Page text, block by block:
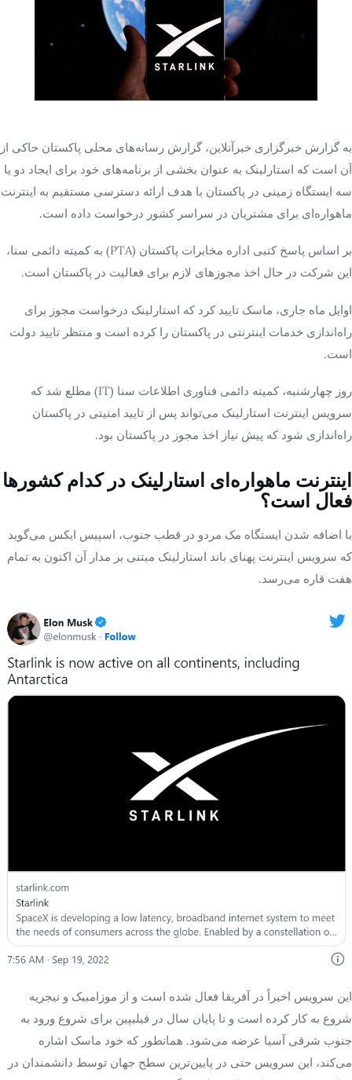
پایگاه خبری آبان
به گزارش خبرگزاری خبرآنلاین، گزارش رسانه‌های محلی پاکستان حاکی از
آن است که استارلینک به عنوان بخشی از برنامه‌های خود برای ایجاد دو یا
سه ایستگاه زمینی در پاکستان با هدف ارائه دسترسی مستقیم به اینترنت
ماهواره‌ای برای مشتریان در سراسر کشور درخواست داده است.
بر اساس پاسخ کتبی اداره مخابرات پاکستان (PTA) به کمیته دائمی سنا،
این شرکت در حال اخذ مجوزهای لازم برای فعالیت در پاکستان است.
اوایل ماه جاری، ماسک تایید کرد که استارلینک درخواست مجوز برای
راه‌اندازی خدمات اینترنتی در پاکستان را کرده است و منتظر تایید دولت
است.
روز چهارشنبه، کمیته دائمی فناوری اطلاعات سنا (IT) مطلع شد که
سرویس اینترنت استارلینک می‌تواند پس از تایید امنیتی در پاکستان
راه‌اندازی شود که پیش نیاز اخذ مجوز در پاکستان بود.
اینترنت ماهواره‌ای استارلینک در کدام کشورها
فعال است؟
با اضافه شدن ایستگاه مک مردو در قطب جنوب، اسپیس ایکس می‌گوید
که سرویس اینترنت پهنای باند استارلینک مبتنی بر مدار آن اکنون به تمام
هفت قاره می‌رسد.
این سرویس اخیراً در آفریقا فعال شده است و از موزامبیک و نیجریه
شروع به کار کرده است و تا پایان سال در فیلیپین برای شروع ورود به
جنوب شرقی آسیا عرضه می‌شود. همانطور که خود ماسک اشاره
می‌کند، این سرویس حتی در پایین‌ترین سطح جهان توسط دانشمندان در